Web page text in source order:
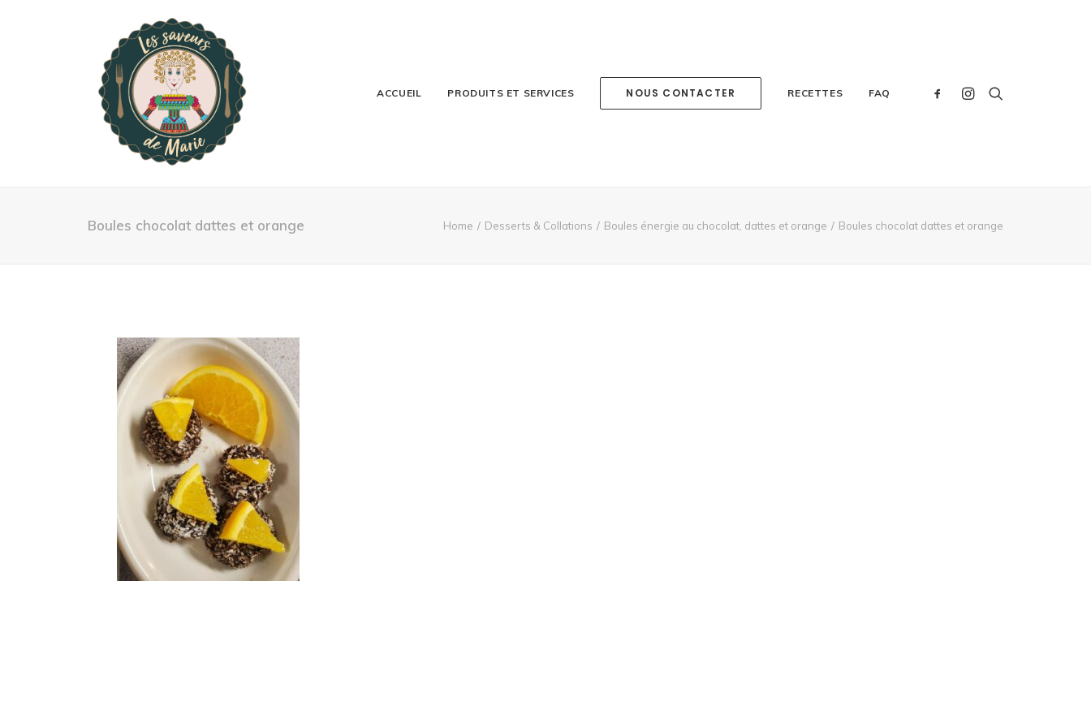
ACCUEIL PRODUITS ET SERVICES NOUS CONTACTER RECETTES FAQ
Boules chocolat dattes et orange Home Desserts & Collations Boules énergie au chocolat, dattes et orange Boules chocolat dattes et orange